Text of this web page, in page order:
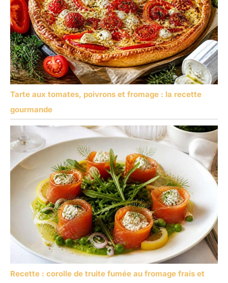
Tarte aux tomates, poivrons et fromage : la recette
gourmande
Recette : corolle de truite fumée au fromage frais et